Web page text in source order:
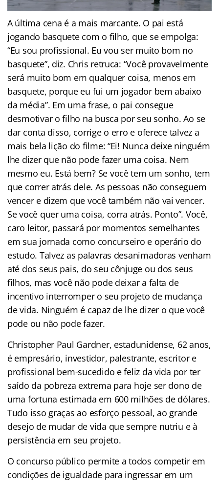
A última cena é a mais marcante. O pai está
jogando basquete com o filho, que se empolga:
“Eu sou profissional. Eu vou ser muito bom no
basquete”, diz. Chris retruca: “Você provavelmente
será muito bom em qualquer coisa, menos em
basquete, porque eu fui um jogador bem abaixo
da média”. Em uma frase, o pai consegue
desmotivar o filho na busca por seu sonho. Ao se
dar conta disso, corrige o erro e oferece talvez a
mais bela lição do filme: “Ei! Nunca deixe ninguém
lhe dizer que não pode fazer uma coisa. Nem
mesmo eu. Está bem? Se você tem um sonho, tem
que correr atrás dele. As pessoas não conseguem
vencer e dizem que você também não vai vencer.
Se você quer uma coisa, corra atrás. Ponto”. Você,
caro leitor, passará por momentos semelhantes
em sua jornada como concurseiro e operário do
estudo. Talvez as palavras desanimadoras venham
até dos seus pais, do seu cônjuge ou dos seus
filhos, mas você não pode deixar a falta de
incentivo interromper o seu projeto de mudança
de vida. Ninguém é capaz de lhe dizer o que você
pode ou não pode fazer.
Christopher Paul Gardner, estadunidense, 62 anos,
é empresário, investidor, palestrante, escritor e
profissional bem-sucedido e feliz da vida por ter
saído da pobreza extrema para hoje ser dono de
uma fortuna estimada em 600 milhões de dólares.
Tudo isso graças ao esforço pessoal, ao grande
desejo de mudar de vida que sempre nutriu e à
persistência em seu projeto.
O concurso público permite a todos competir em
condições de igualdade para ingressar em um